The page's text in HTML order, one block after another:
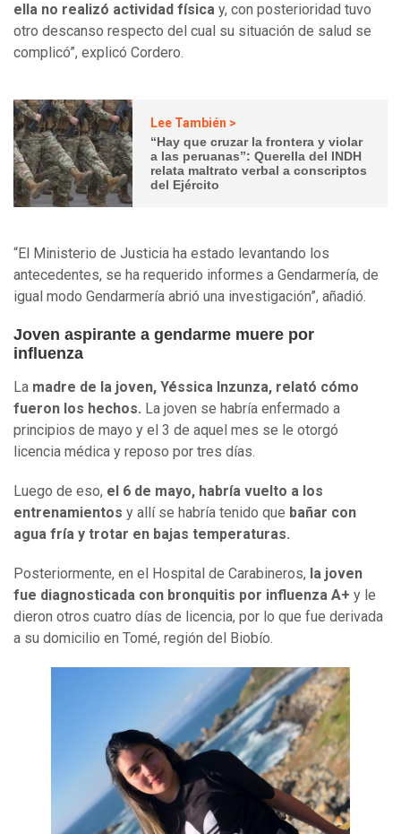
ella no realizó actividad física y, con posterioridad tuvo
otro descanso respecto del cual su situación de salud se
complicó”, explicó Cordero.
Lee También >
“Hay que cruzar la frontera y violar
a las peruanas”: Querella del INDH
relata maltrato verbal a conscriptos
del Ejército
“El Ministerio de Justicia ha estado levantando los
antecedentes, se ha requerido informes a Gendarmería, de
igual modo Gendarmería abrió una investigación”, añadió.
Joven aspirante a gendarme muere por
influenza
La madre de la joven, Yéssica Inzunza, relató cómo
fueron los hechos. La joven se habría enfermado a
principios de mayo y el 3 de aquel mes se le otorgó
licencia médica y reposo por tres días.
Luego de eso, el 6 de mayo, habría vuelto a los
entrenamientos y allí se habría tenido que bañar con
agua fría y trotar en bajas temperaturas.
Posteriormente, en el Hospital de Carabineros, la joven
fue diagnosticada con bronquitis por influenza A+ y le
dieron otros cuatro días de licencia, por lo que fue derivada
a su domicilio en Tomé, región del Biobío.